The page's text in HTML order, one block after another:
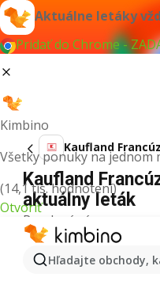
Aktuálne letáky
Pridať do Chrome -
Kimbino
Všetky ponuky na jednom
(14,1 tis. hodnotení)
Otvoriť
Hľadajte obchody,
Kaufland
Kaufland
aktuálny leták
Pre daný výraz sme
Ďalšie produkty
Kaufland